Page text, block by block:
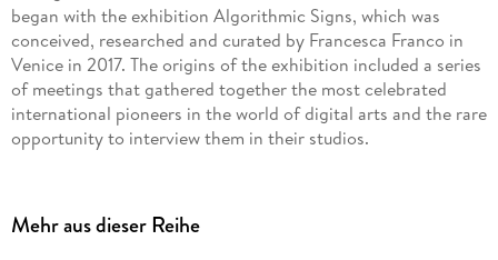
began with the exhibition Algorithmic Signs, which was
conceived, researched and curated by Francesca Franco in
Venice in 2017. The origins of the exhibition included a series
of meetings that gathered together the most celebrated
international pioneers in the world of digital arts and the rare
opportunity to interview them in their studios.
from the 1960s to the present. It is illustrated by the creative
Mehr aus dieser Reihe